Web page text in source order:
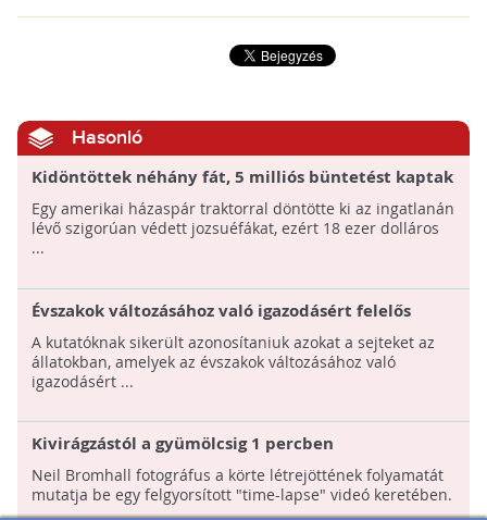
Hasonló
Kidöntöttek néhány fát, 5 milliós büntetést kaptak
Egy amerikai házaspár traktorral döntötte ki az ingatlanán
lévő szigorúan védett jozsuéfákat, ezért 18 ezer dolláros
...
Évszakok változásához való igazodásért felelős
sejteket azonosítottak
A kutatóknak sikerült azonosítaniuk azokat a sejteket az
állatokban, amelyek az évszakok változásához való
igazodásért ...
Kivirágzástól a gyümölcsig 1 percben
Neil Bromhall fotográfus a körte létrejöttének folyamatát
mutatja be egy felgyorsított "time-lapse" videó keretében.